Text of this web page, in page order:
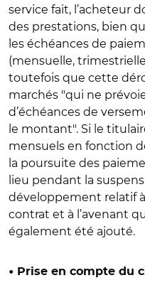
service fait, l’acheteur
des prestations, bien
les échéances de
(mensuelle,
toutefois que cette
marchés "qui ne
d’échéances de
le montant". Si le
mensuels en fonction
la poursuite des
lieu pendant la
développement relatif
contrat et à l’avenant
également été ajouté.
• Prise en compte du